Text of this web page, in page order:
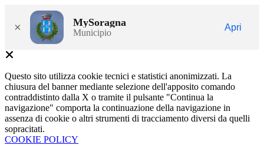
× MySoragna
Municipio
Apri
Questo sito utilizza cookie tecnici e statistici anonimizzati. La
chiusura del banner mediante selezione dell'apposito comando
contraddistinto dalla X o tramite il pulsante "Continua la
navigazione" comporta la continuazione della navigazione in
assenza di cookie o altri strumenti di tracciamento diversi da quelli
sopracitati.
COOKIE POLICY